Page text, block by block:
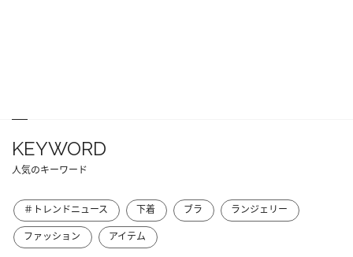
KEYWORD
人気のキーワード
＃トレンドニュース 下着 ブラ
ランジェリー
ファッション
アイテム